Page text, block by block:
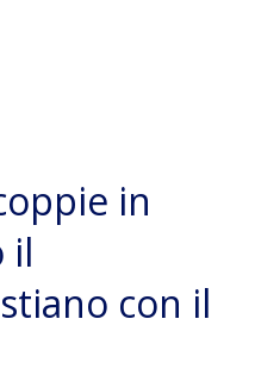
in
il
con il